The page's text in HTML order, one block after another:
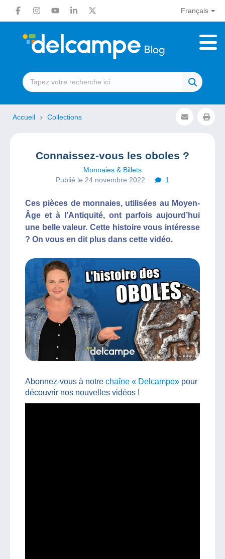
Français
Accueil Collections
Connaissez-vous les oboles ?
Monnaies & Billets
Publié le 24 novembre 2022
1
Ces pièces de monnaies, utilisées au Moyen-
Âge et à l’Antiquité, ont parfois aujourd’hui
une belle valeur. Cette histoire vous intéresse
? On vous en dit plus dans cette vidéo.
Abonnez-vous à notre chaîne « Delcampe» pour
découvrir nos nouvelles vidéos !